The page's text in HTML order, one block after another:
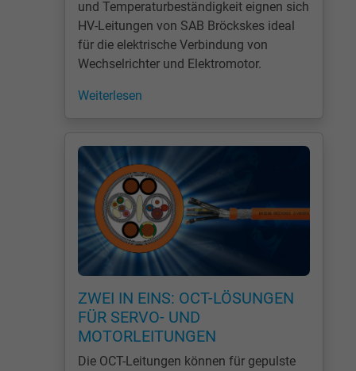
Erzeugt statistische Daten darüber, wie der
Besucher die Website nutzt.
1 Jahr
Wird verwendet, um die Aktionen eines
Benutzers auf der Website zu
zu registrieren und zu melden.
Google LLC
15 Minuten
und Temperaturbeständigkeit eignen sich
HV-Leitungen von SAB Bröckskes ideal
für die elektrische Verbindung von
Wechselrichter und Elektromotor.
Weiterlesen
ZWEI IN EINS: OCT-LÖSUNGEN
FÜR SERVO- UND
MOTORLEITUNGEN
Die OCT-Leitungen können für gepulste